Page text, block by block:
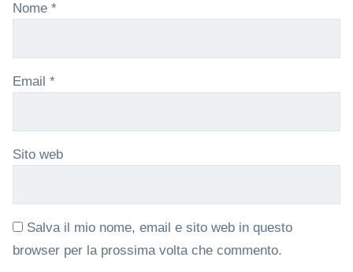
Nome *
Email *
Sito web
Salva il mio nome, email e sito web in questo
browser per la prossima volta che commento.